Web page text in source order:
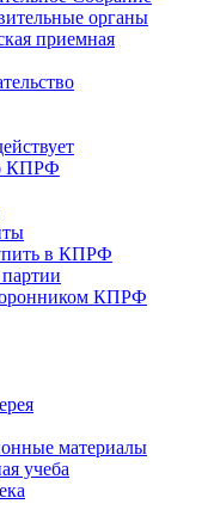
органы
приемная
КПРФ
в КПРФ
КПРФ
материалы
учеба